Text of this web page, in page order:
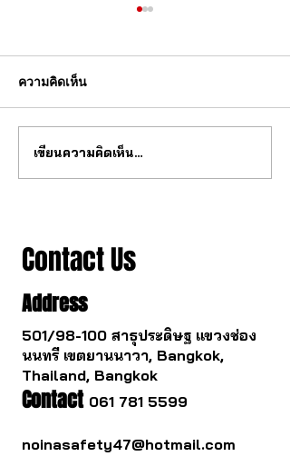
วงการนาฬกากำลังจะ
เปลี่ยนไป
ความคิดเห็น
เขียนความคิดเห็น…
Contact Us
Address
501/98-100 สาธุประดิษฐ แขวงช่อง
นนทรี เขตยานนาวา, Bangkok,
Thailand, Bangkok
Contact 061 781 5599
noinasafety47@hotmail.com